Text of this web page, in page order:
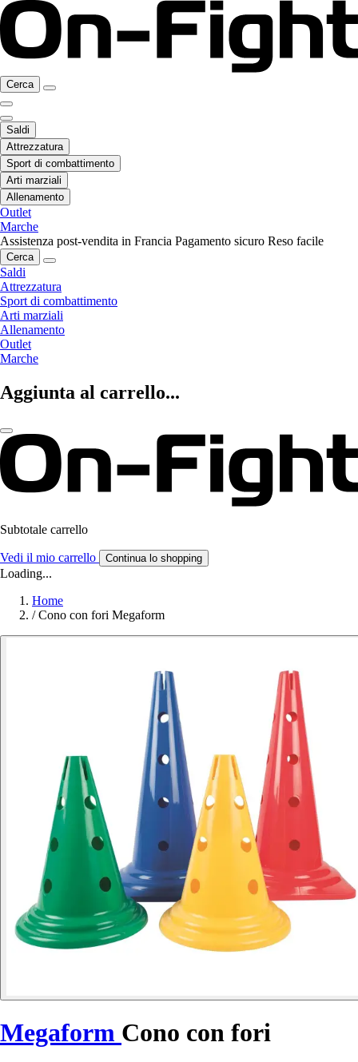
Cerca
Saldi
Attrezzatura
Sport di combattimento
Arti marziali
Allenamento
Outlet
Marche
Assistenza post-vendita in Francia Pagamento sicuro Reso facile
Cerca
Saldi
Attrezzatura
Sport di combattimento
Arti marziali
Allenamento
Outlet
Marche
Aggiunta al carrello...
Subtotale carrello
Vedi il mio carrello Continua lo shopping
Loading...
Home
/ Cono con fori Megaform
Megaform Cono con fori